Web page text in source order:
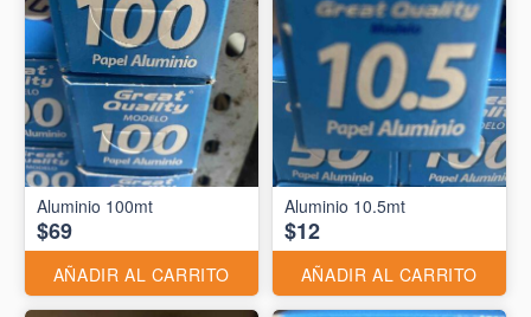
$69
AÑADIR AL CARRITO
Aluminio 10.5mt
$12
AÑADIR AL CARRITO